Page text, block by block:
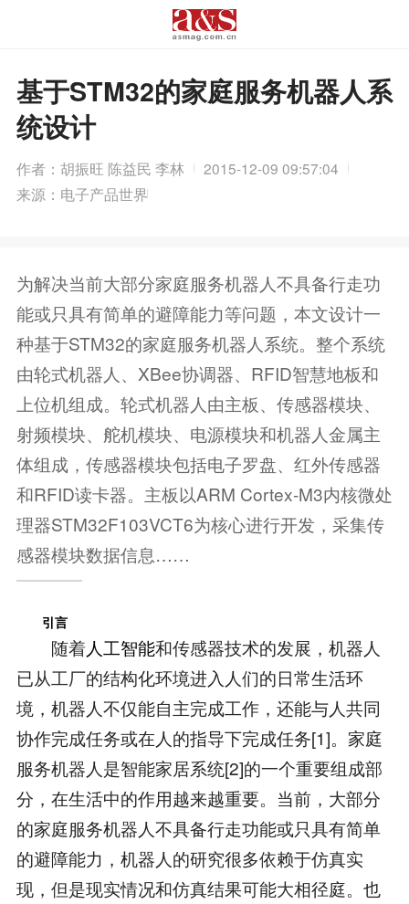
基于STM32的家庭服务机器人系
统设计
作者：胡振旺 陈益民 李林
2015-12-09 09:57:04
来源：电子产品世界
为解决当前大部分家庭服务机器人不具备行走功
能或只具有简单的避障能力等问题，本文设计一
种基于STM32的家庭服务机器人系统。整个系统
由轮式机器人、XBee协调器、RFID智慧地板和
上位机组成。轮式机器人由主板、传感器模块、
射频模块、舵机模块、电源模块和机器人金属主
体组成，传感器模块包括电子罗盘、红外传感器
和RFID读卡器。主板以ARM Cortex-M3内核微处
理器STM32F103VCT6为核心进行开发，采集传
感器模块数据信息……
引言
随着人工智能和传感器技术的发展，机器人
已从工厂的结构化环境进入人们的日常生活环
境，机器人不仅能自主完成工作，还能与人共同
协作完成任务或在人的指导下完成任务[1]。家庭
服务机器人是智能家居系统[2]的一个重要组成部
分，在生活中的作用越来越重要。当前，大部分
的家庭服务机器人不具备行走功能或只具有简单
的避障能力，机器人的研究很多依赖于仿真实
现，但是现实情况和仿真结果可能大相径庭。也